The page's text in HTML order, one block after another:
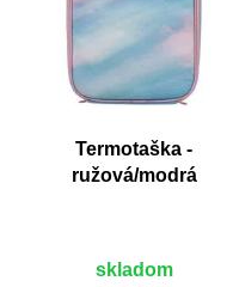
Termotaška -
ružová/modrá
skladom